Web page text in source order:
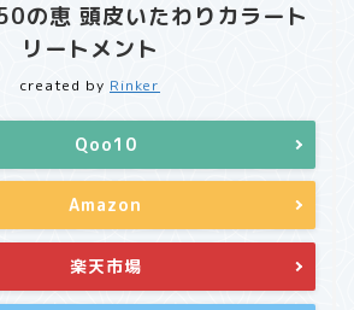
の恵 頭皮いたわりカラート
リートメント
created by Rinker
Qoo10
Amazon
楽天市場